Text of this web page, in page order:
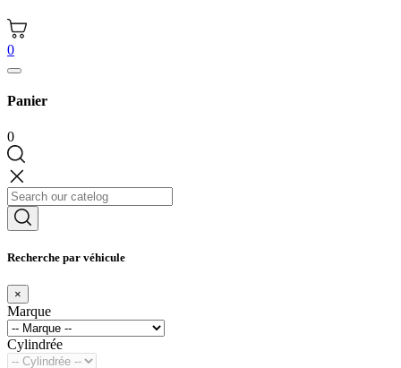
0
Panier
0
Recherche par véhicule
×
Marque
Cylindrée